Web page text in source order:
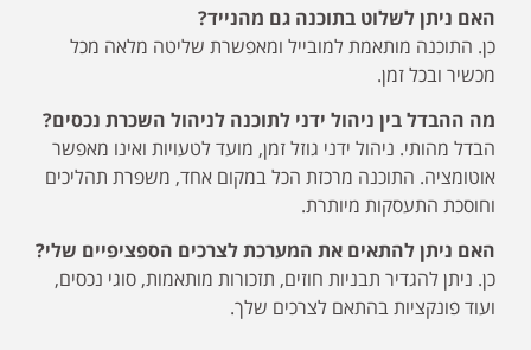
האם ניתן לשלוט בתוכנה גם מהנייד?
כן. התוכנה מותאמת למובייל ומאפשרת שליטה מלאה מכל
מכשיר ובכל זמן.
מה ההבדל בין ניהול ידני לתוכנה לניהול השכרת נכסים?
הבדל מהותי. ניהול ידני גוזל זמן, מועד לטעויות ואינו מאפשר
אוטומציה. התוכנה מרכזת הכל במקום אחד, משפרת תהליכים
וחוסכת התעסקות מיותרת.
האם ניתן להתאים את המערכת לצרכים הספציפיים שלי?
כן. ניתן להגדיר תבניות חוזים, תזכורות מותאמות, סוגי נכסים,
ועוד פונקציות בהתאם לצרכים שלך.